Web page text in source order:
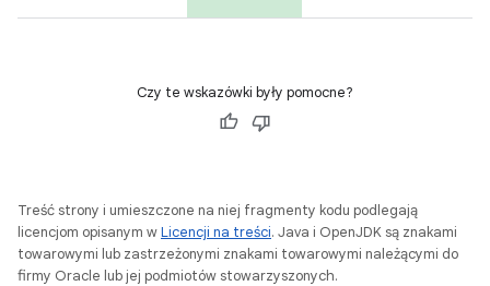
Czy te wskazówki były pomocne?
Treść strony i umieszczone na niej fragmenty kodu podlegają
licencjom opisanym wLicencji na treści. Java i OpenJDK są znakami
towarowymi lub zastrzeżonymi znakami towarowymi należącymi do
firmy Oracle lub jej podmiotów stowarzyszonych.